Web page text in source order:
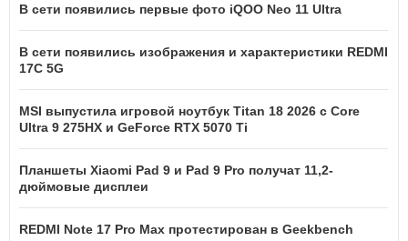
В сети появились первые фото iQOO Neo 11 Ultra
В сети появились изображения и характеристики REDMI
17C 5G
MSI выпустила игровой ноутбук Titan 18 2026 с Core
Ultra 9 275HX и GeForce RTX 5070 Ti
Планшеты Xiaomi Pad 9 и Pad 9 Pro получат 11,2-
дюймовые дисплеи
REDMI Note 17 Pro Max протестирован в Geekbench